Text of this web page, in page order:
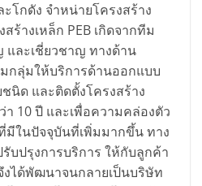
โกดัง จำหน่ายโครงสร้าง
ร้างเหล็ก PEB เกิดจากทีม
ละเชี่ยวชาญ ทางด้าน
กลุ่มให้บริการด้านออกแบบ
นิด และติดตั้งโครงสร้าง
า 10 ปี และเพื่อความคล่องตัว
ในปัจจุบันที่เพิ่มมากขึ้น ทาง
บปรุงการบริการ ให้กับลูกค้า
ได้พัฒนาจนกลายเป็นบริษัท